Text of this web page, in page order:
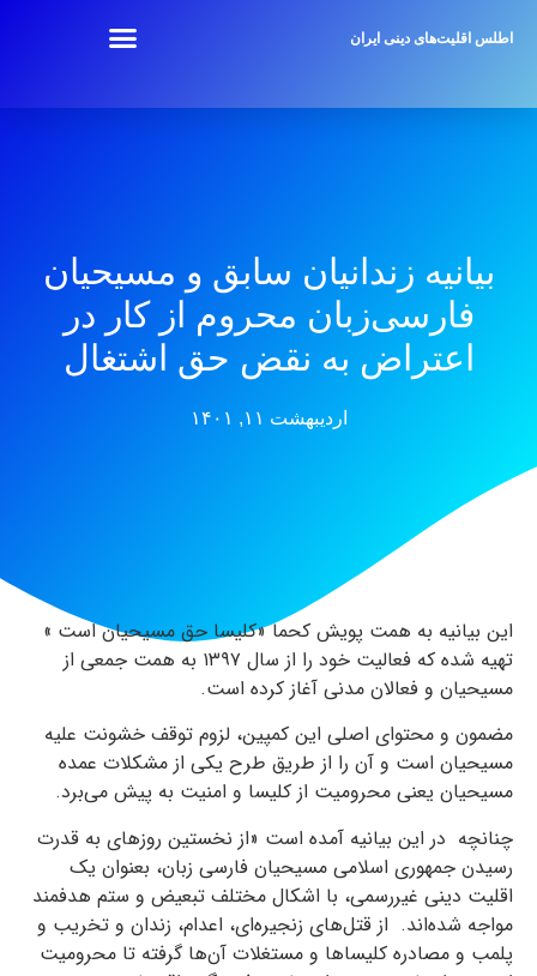
اطلس اقلیت‌های دینی ایران
بیانیه زندانیان سابق و مسیحیان
فارسی‌زبان محروم از کار در
اعتراض به نقض حق اشتغال
اردیبهشت ۱۱, ۱۴۰۱
این بیانیه به همت پویش کحما «کلیسا حق مسیحیان است »
تهیه شده که فعالیت خود را از سال ۱۳۹۷ به همت جمعی از
مسیحیان و فعالان مدنی آغاز کرده است.
مضمون و محتوای اصلی این کمپین، لزوم توقف خشونت علیه
مسیحیان است و آن را از طریق طرح یکی از مشکلات عمده
مسیحیان یعنی محرومیت از کلیسا و امنیت به پیش می‌برد.
چنانچه در این بیانیه آمده است «از نخستین روزهای به قدرت
رسیدن جمهوری اسلامی مسیحیان فارسی زبان، بعنوان یک
اقلیت دینی غیررسمی، با اشکال مختلف تبعیض و ستم‌ هدفمند
مواجه شده‌اند. از قتل‌های زنجیره‌ای، اعدام، زندان و تخریب و
پلمب و مصادره کلیساها و مستغلات آن‌ها گرفته تا محرومیت